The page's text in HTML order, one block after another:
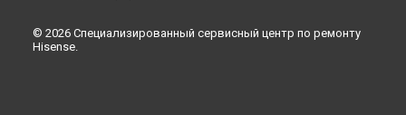
© 2026 Специализированный сервисный центр по ремонту
Hisense.